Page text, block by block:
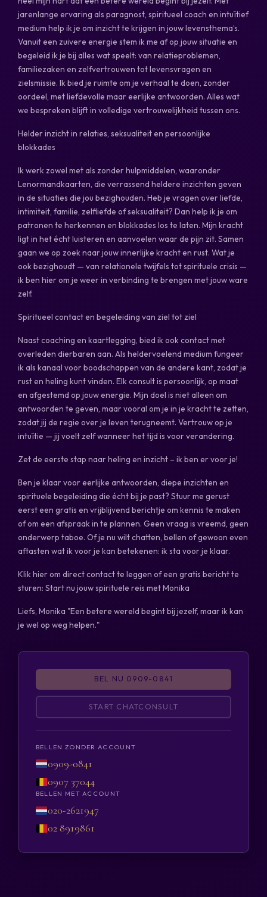
jarenlange ervaring als paragnost, spiritueel coach en intuïtief
medium help ik je om inzicht te krijgen in jouw levensthema’s.
Vanuit een zuivere energie stem ik me af op jouw situatie en
begeleid ik je bij alles wat speelt: van relatieproblemen,
familiezaken en zelfvertrouwen tot levensvragen en
zielsmissie. Ik bied je ruimte om je verhaal te doen, zonder
oordeel, met liefdevolle maar eerlijke antwoorden. Alles wat
we bespreken blijft in volledige vertrouwelijkheid tussen ons.
Helder inzicht in relaties, seksualiteit en persoonlijke
blokkades
Ik werk zowel met als zonder hulpmiddelen, waaronder
Lenormandkaarten, die verrassend heldere inzichten geven
in de situaties die jou bezighouden. Heb je vragen over liefde,
intimiteit, familie, zelfliefde of seksualiteit? Dan help ik je om
patronen te herkennen en blokkades los te laten. Mijn kracht
ligt in het écht luisteren en aanvoelen waar de pijn zit. Samen
gaan we op zoek naar jouw innerlijke kracht en rust. Wat je
ook bezighoudt — van relationele twijfels tot spirituele crisis —
ik ben hier om je weer in verbinding te brengen met jouw ware
zelf.
Spiritueel contact en begeleiding van ziel tot ziel
Naast coaching en kaartlegging, bied ik ook contact met
overleden dierbaren aan. Als heldervoelend medium fungeer
ik als kanaal voor boodschappen van de andere kant, zodat je
rust en heling kunt vinden. Elk consult is persoonlijk, op maat
en afgestemd op jouw energie. Mijn doel is niet alleen om
antwoorden te geven, maar vooral om je in je kracht te zetten,
zodat jij de regie over je leven terugneemt. Vertrouw op je
intuïtie — jij voelt zelf wanneer het tijd is voor verandering.
Zet de eerste stap naar heling en inzicht – ik ben er voor je!
Ben je klaar voor eerlijke antwoorden, diepe inzichten en
spirituele begeleiding die écht bij je past? Stuur me gerust
eerst een gratis en vrijblijvend berichtje om kennis te maken
of om een afspraak in te plannen. Geen vraag is vreemd, geen
onderwerp taboe. Of je nu wilt chatten, bellen of gewoon even
aftasten wat ik voor je kan betekenen: ik sta voor je klaar.
Klik hier om direct contact te leggen of een gratis bericht te
sturen: Start nu jouw spirituele reis met Monika
Liefs, Monika "Een betere wereld begint bij jezelf, maar ik kan
je wel op weg helpen."
BEL NU 0909-0841
START CHATCONSULT
BELLEN ZONDER ACCOUNT
0909-0841
0907 37044
BELLEN MET ACCOUNT
020-2621947
02 8919861